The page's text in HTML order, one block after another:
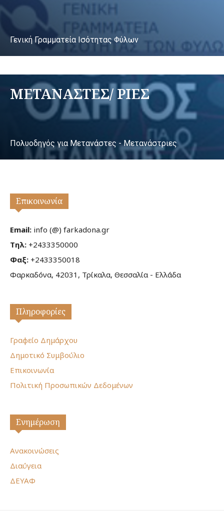
Γενική Γραμματεία Ισότητας Φύλων
ΜΕΤΑΝΑΣΤΕΣ/ ΡΙΕΣ
Πολυοδηγός για Μετανάστες - Μετανάστριες
Επικοινωνία
Email: info (@) farkadona.gr
Τηλ: +2433350000
Φαξ: +2433350018
Φαρκαδόνα, 42031, Τρίκαλα, Θεσσαλία - Ελλάδα
Πληροφορίες
Γραφείο Δημάρχου
Δημοτικό Συμβούλιο
Επικοινωνία
Πολιτική Προσωπικών Δεδομένων
Ενημέρωση
Ανακοινώσεις
Διαύγεια
ΔΕΥΑΦ